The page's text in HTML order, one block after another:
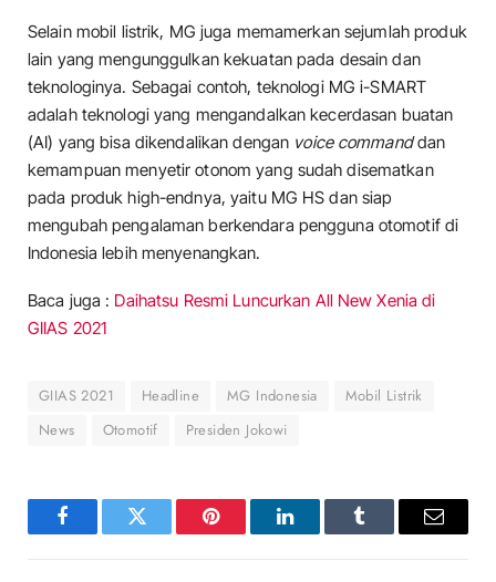
Selain mobil listrik, MG juga memamerkan sejumlah produk
lain yang mengunggulkan kekuatan pada desain dan
teknologinya. Sebagai contoh, teknologi MG i-SMART
adalah teknologi yang mengandalkan kecerdasan buatan
(AI) yang bisa dikendalikan dengan voice commanddan
kemampuan menyetir otonom yang sudah disematkan
pada produk high-endnya, yaitu MG HS dan siap
mengubah pengalaman berkendara pengguna otomotif di
Indonesia lebih menyenangkan.
Baca juga : Daihatsu Resmi Luncurkan All New Xenia di
GIIAS 2021
GIIAS 2021 Headline MG Indonesia
Mobil Listrik
News
Otomotif Presiden Jokowi
FacebookTwitter Pinterest LinkedInTumblr Email